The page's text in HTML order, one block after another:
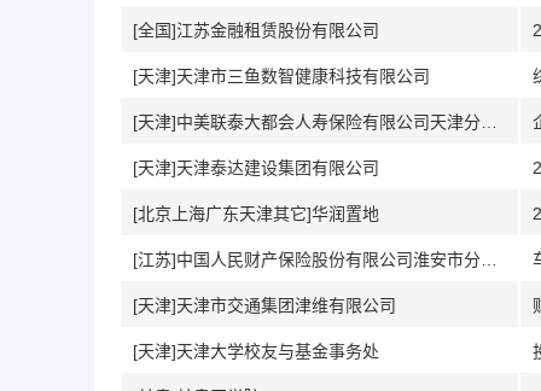
[全国]江苏金融租赁股份有限公司
[天津]天津市三鱼数智健康科技有限公司
[天津]天津泰达建设集团有限公司
[北京上海广东天津其它]华润置地
[天津]天津市交通集团津维有限公司
[天津]天津大学校友与基金事务处